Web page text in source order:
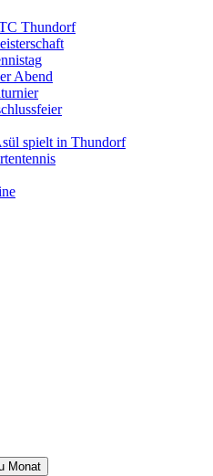
Thundorf
Abend
spielt in Thundorf
Monat